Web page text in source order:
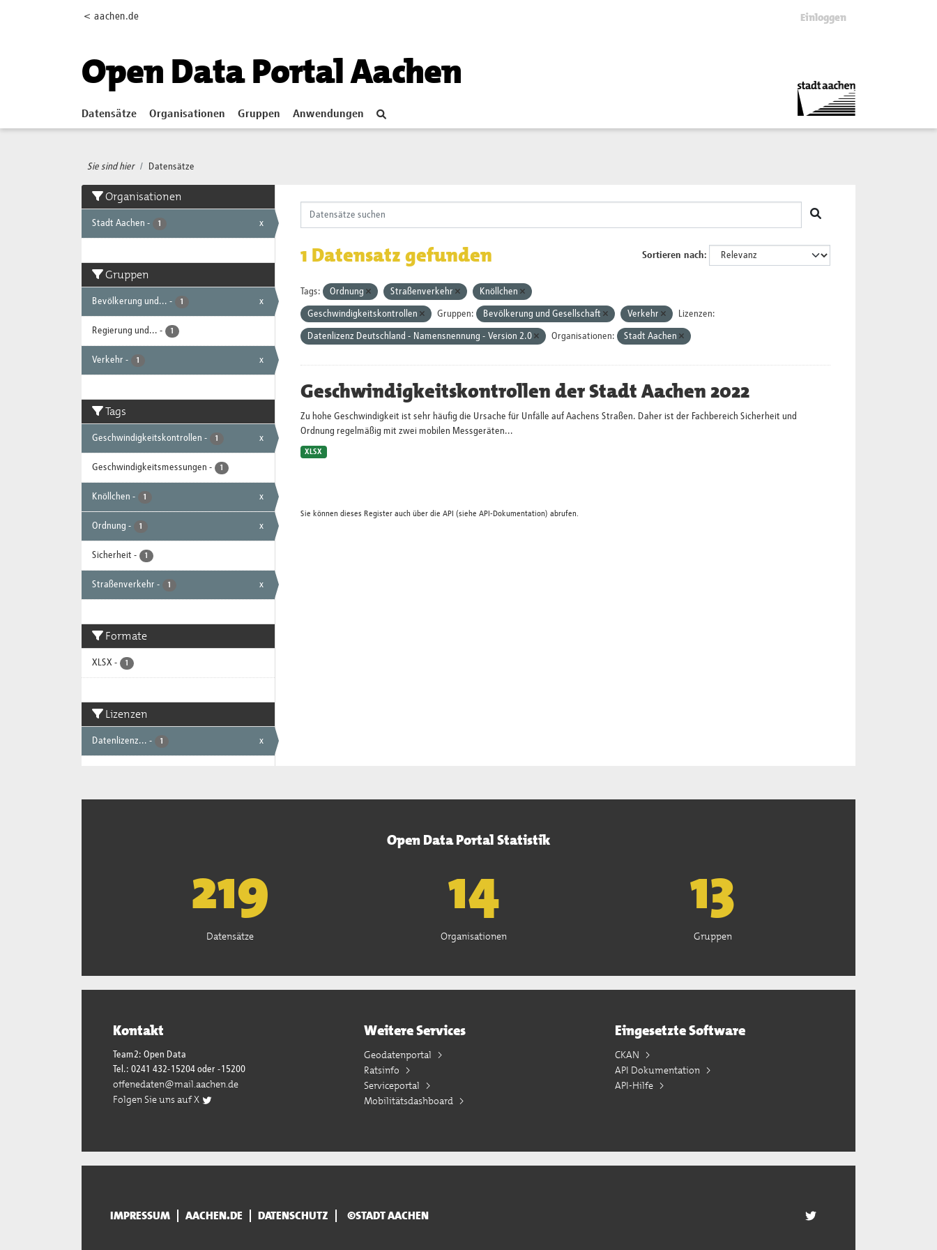
< aachen.de Einloggen
Open Data Portal Aachen
Datensätze Organisationen Gruppen Anwendungen
Sie sind hier Datensätze
Organisationen
Stadt Aachen - 1 x
Gruppen
Bevölkerung und... - 1 x
Regierung und... - 1
Verkehr - 1 x
Tags
Geschwindigkeitskontrollen - 1 x
Geschwindigkeitsmessungen - 1
Knöllchen - 1 x
Ordnung - 1 x
Sicherheit - 1
Straßenverkehr - 1 x
Formate
XLSX - 1
Lizenzen
Datenlizenz... - 1 x
Sortieren nach
1 Datensatz gefunden
Tags: Ordnung Straßenverkehr Knöllchen
Geschwindigkeitskontrollen Gruppen: Bevölkerung und Gesellschaft Verkehr Lizenzen:
Datenlizenz Deutschland - Namensnennung - Version 2.0 Organisationen: Stadt Aachen
Geschwindigkeitskontrollen der Stadt Aachen 2022
Zu hohe Geschwindigkeit ist sehr häufig die Ursache für Unfälle auf Aachens Straßen. Daher ist der Fachbereich Sicherheit und
Ordnung regelmäßig mit zwei mobilen Messgeräten...
XLSX
Sie können dieses Register auch über die API (siehe API-Dokumentation) abrufen.
Open Data Portal Statistik
221
Datensätze
15
Organisationen
13
Gruppen
Kontakt
Team2: Open Data
Tel.: 0241 432-15204 oder -15200
offenedaten@mail.aachen.de
Folgen Sie uns auf X
Weitere Services
Geodatenportal
Ratsinfo
Serviceportal
Mobilitätsdashboard
Eingesetzte Software
CKAN
API Dokumentation
API-Hilfe
IMPRESSUM AACHEN.DE DATENSCHUTZ ©STADT AACHEN